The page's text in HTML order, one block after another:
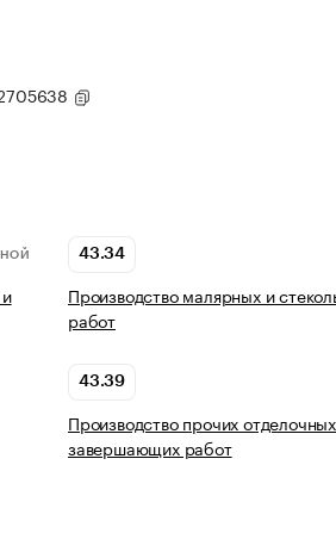
43.34
Производство малярных и
работ
43.39
Производство прочих
завершающих работ